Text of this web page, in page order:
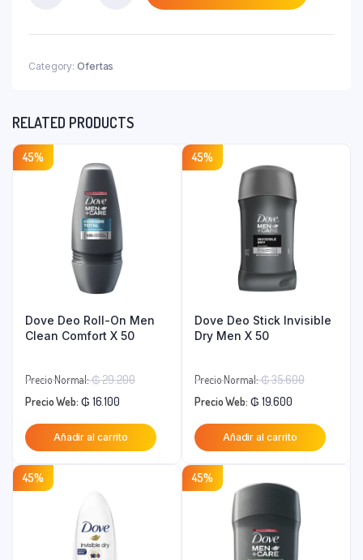
₲ 59.500.
X
Category: Ofertas
RELATED PRODUCTS
45%
Dove Deo Roll-On Men
Clean Comfort X 50
Precio Normal:₲29.200El
original
era:
₲ 29.200.
Precio Web: ₲ 16.100
precio
actual
Añadir al carrito
45%
Dove Deo Stick Invisible
Dry Men X 50
Precio Normal:₲35.600El
original
era:
Precio Web: ₲ 19.600
precio
actual
₲ 19.600.
Añadir al carrito
45% 45%